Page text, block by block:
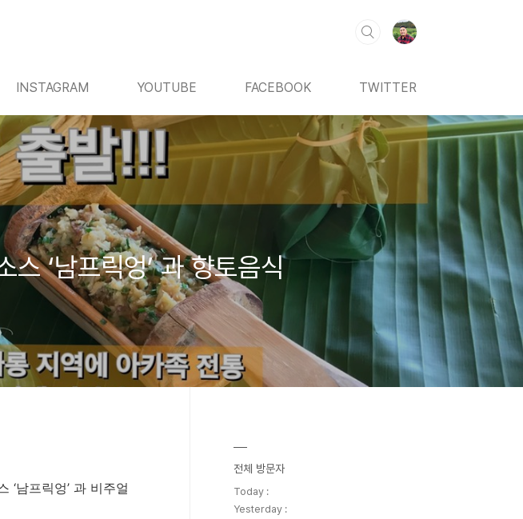
INSTAGRAM YOUTUBE FACEBOOK TWITTER
‘남프릭엉’ 과 향토음식
‘남프릭엉’ 과 비주얼
전체 방문자
Today :
Yesterday :